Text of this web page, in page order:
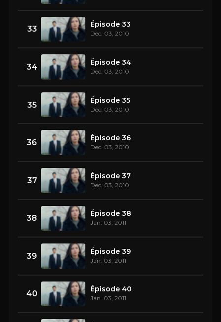
33 Épisode 33
Dec. 03, 2010
34 Épisode 34
Dec. 03, 2010
35 Épisode 35
Dec. 03, 2010
36 Épisode 36
Dec. 03, 2010
37 Épisode 37
Dec. 03, 2010
38 Épisode 38
Jan. 03, 2011
39 Épisode 39
Jan. 03, 2011
40 Épisode 40
Jan. 03, 2011